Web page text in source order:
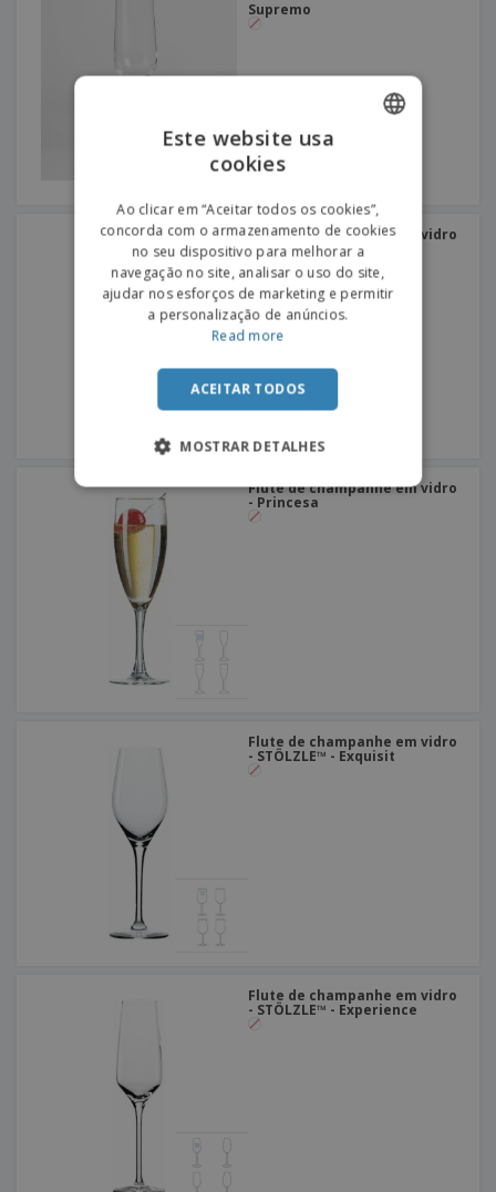
Supremo
Flute de champanhe em vidro
- Allegra
Flute de champanhe em vidro
- Princesa
Flute de champanhe em vidro
- STÖLZLE™ - Exquisit
Flute de champanhe em vidro
- STÖLZLE™ - Experience
SPANISH
Este website usa
cookies
Ao clicar em “Aceitar todos os cookies”,
concorda com o armazenamento de cookies
no seu dispositivo para melhorar a
navegação no site, analisar o uso do site,
ajudar nos esforços de marketing e permitir
a personalização de anúncios.
Read more
ACEITAR TODOS
MOSTRAR DETALHES